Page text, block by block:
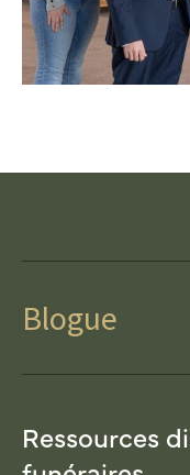
Blogue
Ressources